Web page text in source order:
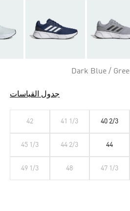
Dark Blue /
جدول القياسات
40 2/3
41 1/3
42
44
44 2/3
45 1/3
47 1/3
48
49 1/3